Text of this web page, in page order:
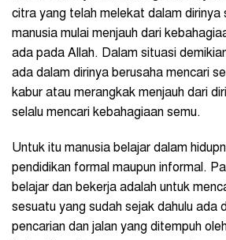
citra yang telah melekat dalam dirinya
manusia mulai menjauh dari
ada pada Allah. Dalam situasi
ada dalam dirinya berusaha mencari
kabur atau merangkak menjauh dari
selalu mencari kebahagiaan semu.
Untuk itu manusia belajar dalam
pendidikan formal maupun informal.
belajar dan bekerja adalah untuk
sesuatu yang sudah sejak dahulu ada
pencarian dan jalan yang ditempuh